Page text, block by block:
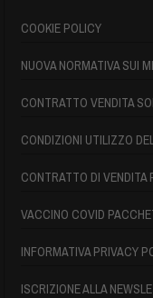
COOKIE POLICY
NUOVA NORMATIVA SUI
CONTRATTO VENDITA
CONDIZIONI UTILIZZO
CONTRATTO DI
VACCINO COVID
INFORMATIVA PRIVACY
ISCRIZIONE ALLA